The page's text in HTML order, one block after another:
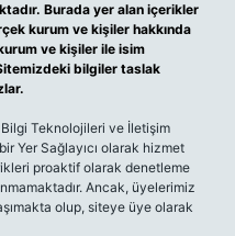
Burada yer alan içerikler
kurum ve kişiler hakkında
ve kişiler ile isim
bilgiler taslak
Teknolojileri ve İletişim
Yer Sağlayıcı olarak hizmet
proaktif olarak denetleme
Ancak, üyelerimiz
olup, siteye üye olarak